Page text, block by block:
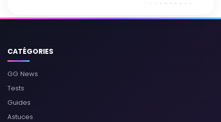
CATÉGORIES
GG News
Tests
Guides
Astuces